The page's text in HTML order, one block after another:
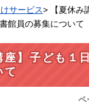
サービス> 【夏休み
館員の募集について
座】子ども１
て
ペ